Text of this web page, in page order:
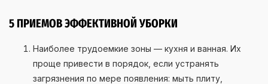
5 ПРИЕМОВ ЭФФЕКТИВНОЙ УБОРКИ
Наиболее трудоемкие зоны — кухня и ванная. Их
проще привести в порядок, если устранять
загрязнения по мере появления: мыть плиту,